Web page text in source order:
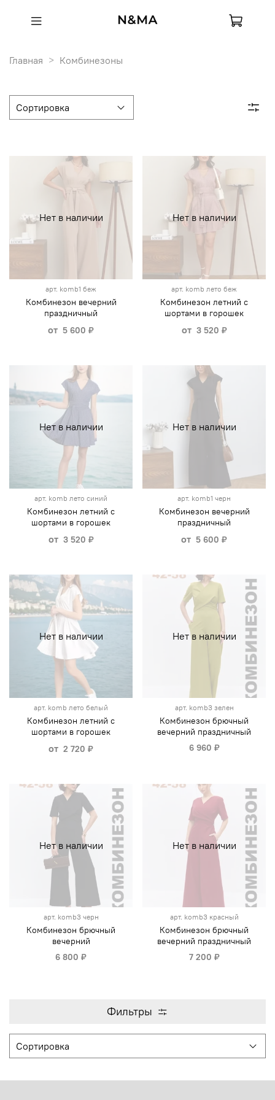
Главная Комбинезоны
Нет в наличии
арт. komb1 беж
Комбинезон вечерний
праздничный
от 5 600 ₽
Нет в наличии
арт. komb лето беж
Комбинезон летний с
шортами в горошек
от 3 520 ₽
Нет в наличии
арт. komb лето синий
Комбинезон летний с
шортами в горошек
от 3 520 ₽
Нет в наличии
арт. komb1 черн
Комбинезон вечерний
праздничный
от 5 600 ₽
Нет в наличии
арт. komb лето белый
Комбинезон летний с
шортами в горошек
от 2 720 ₽
Нет в наличии
арт. komb3 зелен
Комбинезон брючный
вечерний праздничный
6 960 ₽
Нет в наличии
арт. komb3 черн
Комбинезон брючный
вечерний
6 800 ₽
Нет в наличии
арт. komb3 красный
Комбинезон брючный
вечерний праздничный
7 200 ₽
Фильтры